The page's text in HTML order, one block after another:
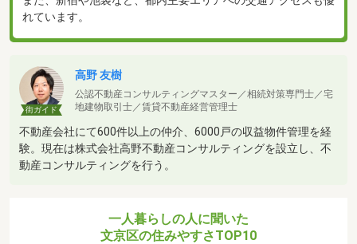
れています。
街ガイド
高野 友樹
公認不動産コンサルティングマスター／相続対策専門士／宅
地建物取引士／賃貸不動産経営管理士
不動産会社にて600件以上の仲介、6000戸の収益物件管理を経
験。現在は株式会社高野不動産コンサルティングを設立し、不
動産コンサルティングを行う。
一人暮らしの人に聞いた
文京区の住みやすさTOP10